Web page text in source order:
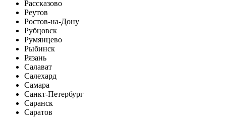
Рассказово
Реутов
Ростов-на-Дону
Рубцовск
Румянцево
Рыбинск
Рязань
Салават
Салехард
Самара
Санкт-Петербург
Саранск
Саратов